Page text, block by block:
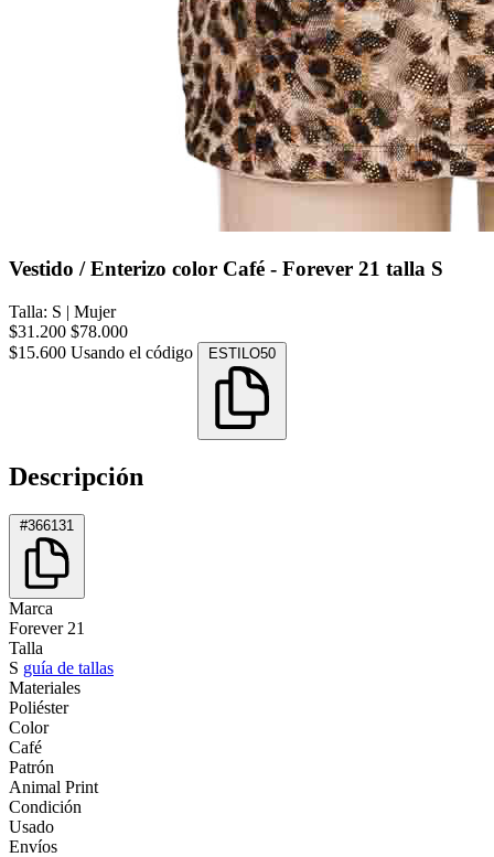
Vestido / Enterizo color Café - Forever 21 talla S
Talla: S | Mujer
$31.200 $78.000
$15.600 Usando el código ESTILO50
Descripción
#366131
Marca
Forever 21
Talla
S guía de tallas
Materiales
Poliéster
Color
Café
Patrón
Animal Print
Condición
Usado
Envíos